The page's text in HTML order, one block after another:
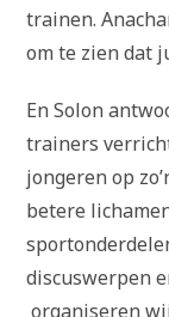
trainen.
om te zien dat
En Solon
trainers
jongeren op
betere
discuswerpen
organiseren